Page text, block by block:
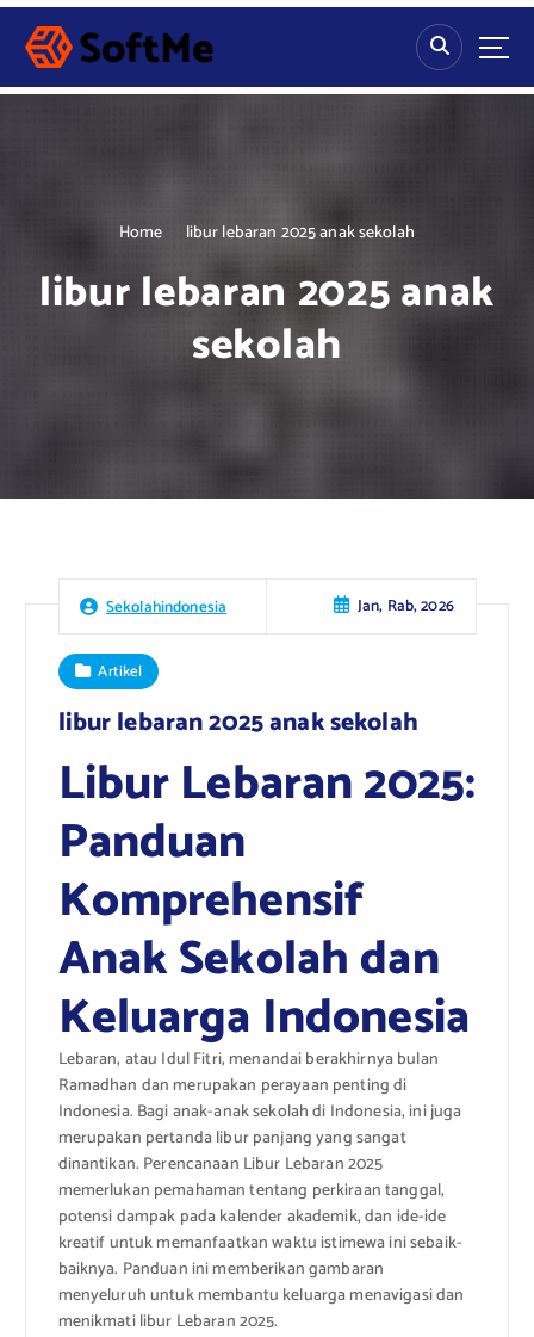
S
p
Home libur lebaran 2025 anak sekolah
libur lebaran 2025 anak
sekolah
Sekolahindonesia Jan, Rab, 2026
Artikel
libur lebaran 2025 anak sekolah
Libur Lebaran 2025:
Panduan
Komprehensif
Anak Sekolah dan
Keluarga Indonesia
Lebaran, atau Idul Fitri, menandai berakhirnya bulan
Ramadhan dan merupakan perayaan penting di
Indonesia. Bagi anak-anak sekolah di Indonesia, ini juga
merupakan pertanda libur panjang yang sangat
dinantikan. Perencanaan Libur Lebaran 2025
memerlukan pemahaman tentang perkiraan tanggal,
potensi dampak pada kalender akademik, dan ide-ide
kreatif untuk memanfaatkan waktu istimewa ini sebaik-
baiknya. Panduan ini memberikan gambaran
menyeluruh untuk membantu keluarga menavigasi dan
menikmati libur Lebaran 2025.